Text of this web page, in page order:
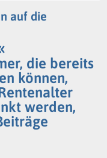
auf die
die bereits
können,
werden,